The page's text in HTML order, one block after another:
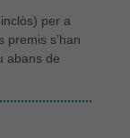
per a
premis s’han
abans de